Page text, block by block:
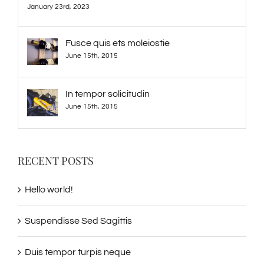
January 23rd, 2023
Fusce quis ets moleiostie
June 15th, 2015
In tempor solicitudin
June 15th, 2015
RECENT POSTS
Hello world!
Suspendisse Sed Sagittis
Duis tempor turpis neque